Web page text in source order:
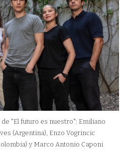
"El futuro es nuestro": Emiliano
(Argentina), Enzo Vogrincic
y Marco Antonio Caponi